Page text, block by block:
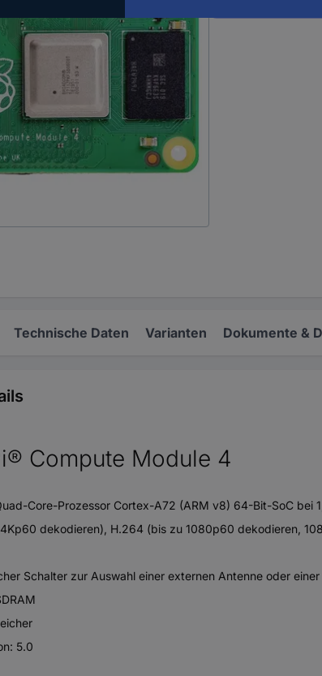
Technische Daten Varianten Dokumente &
Compute Module 4
Core-Prozessor Cortex-A72 (ARM v8) 64-Bit-SoC bei
dekodieren), H.264 (bis zu 1080p60 dekodieren,
Schalter zur Auswahl einer externen Antenne oder
5.0